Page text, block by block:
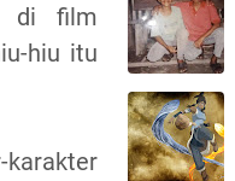
di film
hiu itu